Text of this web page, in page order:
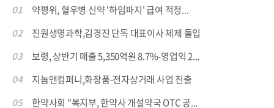
01
약평위, 혈우병 신약 '하임파지' 급여 적정...
02
진원생명과학,김경진 단독 대표이사 체제 돌입
03
보령, 상반기 매출 5,350억원 8.7%-영업익 2...
04
지놈앤컴퍼니,화장품-전자상거래 사업 진출
05
한약사회 "복지부, 한약사 개설약국 OTC 공...